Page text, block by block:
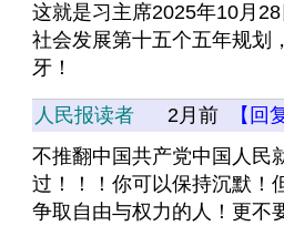
这就是习主席2025年10月
社会发展第十五个五年规划
牙！
人民报读者 2月前
【回
不推翻中国共产党中国人民
过！！！你可以保持沉默！
争取自由与权力的人！更不